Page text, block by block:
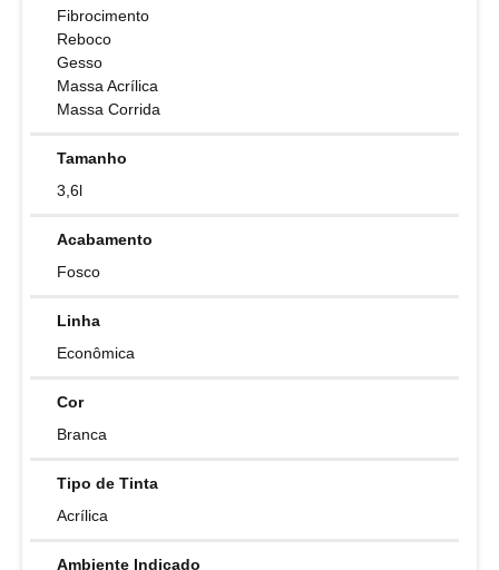
Fibrocimento
Reboco
Gesso
Massa Acrílica
Massa Corrida
Tamanho
3,6l
Acabamento
Fosco
Linha
Econômica
Cor
Branca
Tipo de Tinta
Acrílica
Ambiente Indicado